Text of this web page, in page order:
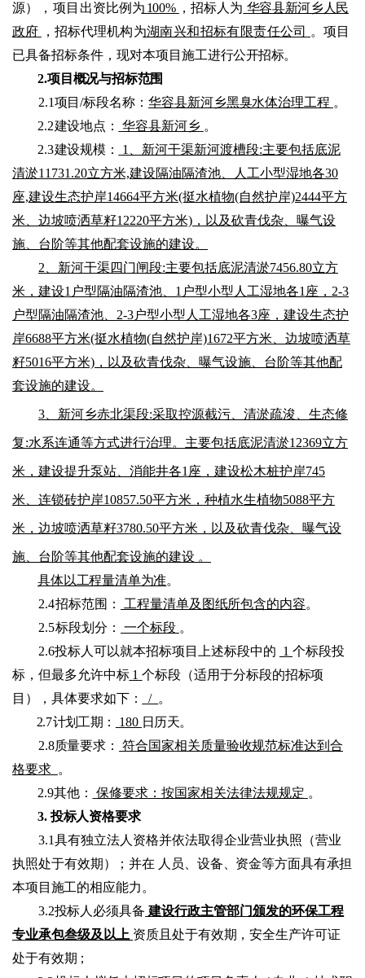
源），项目出资比例为 100% ，招标人 为 华容县新河乡人民
政府
，招标代理机构为湖南兴和招标有限责任公司
。项目
已具备招标条件，现对本项目施工进行公开招标。
2.项目概况与招标范围
2.1项目/标段名称： 华容县新河乡黑臭水体治理工程 。
2.2建设地点： 华容县新河乡 。
2.3建设规模：
1、新河干渠新河渡槽段:主要包括底泥
清淤11731.20立方米,建设隔油隔渣池、人工小型湿地各30
座,建设生态护岸14664平方米(挺水植物(自然护岸)2444平方
米、边坡喷洒草籽12220平方米)，以及砍青伐杂、曝气设
施、台阶等其他配套设施的建设。
2、新河干渠四门闸段:主要包括底泥清淤7456.80立方
米，建设1户型隔油隔渣池、1户型小型人工湿地各1座，2-3
户型隔油隔渣池、2-3户型小型人工湿地各3座，建设生态护
岸6688平方米(挺水植物(自然护岸)1672平方米、边坡喷洒草
籽5016平方米)，以及砍青伐杂、曝气设施、台阶等其他配
套设施的建设。
3、新河乡赤北渠段:采取控源截污、清淤疏浚、生态修
复:水系连通等方式进行治理。主要包括底泥清淤12369立方
米，建设提升泵站、消能井各1座，建设松木桩护岸745
米、连锁砖护岸10857.50平方米，种植水生植物5088平方
米，边坡喷洒草籽3780.50平方米，以及砍青伐杂、曝气设
施、台阶等其他配套设施的建设 。
具体以工程量清单为准。
2.4招标范围： 工程量清单及图纸所包含的内容。
2.5标段划分： 一个标段 。
2.6投标人可以就本招标项目上述标段中的 1 个标段投
标， 但最多允许中标 1 个标段（适用于分标段的招标项
目 ）， 具体要求如下： / 。
2.7计划工期： 180 日历天。
2.8质量要求：
符合国家相关质量验收规范标准达到合
格要求 。
2.9其他：
保修要求：按国家相关法律法规规定 。
3. 投标人资格要求
3.1具有独立法人资格并依法取得企业营业执照（营业
执照处于有效期 ）；并在 人员、设备、资金等方面具有承担
本项目施工的相应能力。
3.2投标人必须具备 建设行政主管部门颁发的环保工程
专业承包叁级及以上 资质且处于有效期，安全生产许可证
处于有效期；